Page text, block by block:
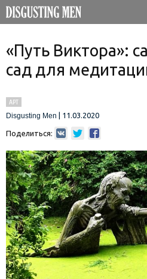
«Путь Виктора»:
сад для
АРТ
Disgusting Men
11.03.2020
Поделиться: